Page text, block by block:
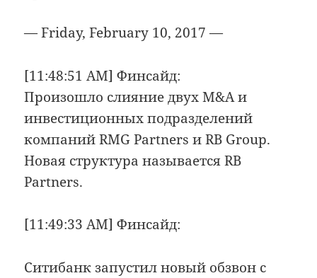
— Friday, February 10, 2017 —
[11:48:51 AM] Финсайд:
Произошло слияние двух M&A и
инвестиционных подразделений
компаний RMG Partners и RB Group.
Новая структура называется RB
Partners.
[11:49:33 AM] Финсайд:
Ситибанк запустил новый обзвон с